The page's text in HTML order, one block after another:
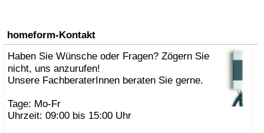
» TV-Möbel / TV-Tische
homeform-Kontakt
Haben Sie Wünsche oder Fragen? Zögern Sie
nicht, uns anzurufen!
Unsere FachberaterInnen beraten Sie gerne.
Tage: Mo-Fr
Uhrzeit: 09:00 bis 15:00 Uhr